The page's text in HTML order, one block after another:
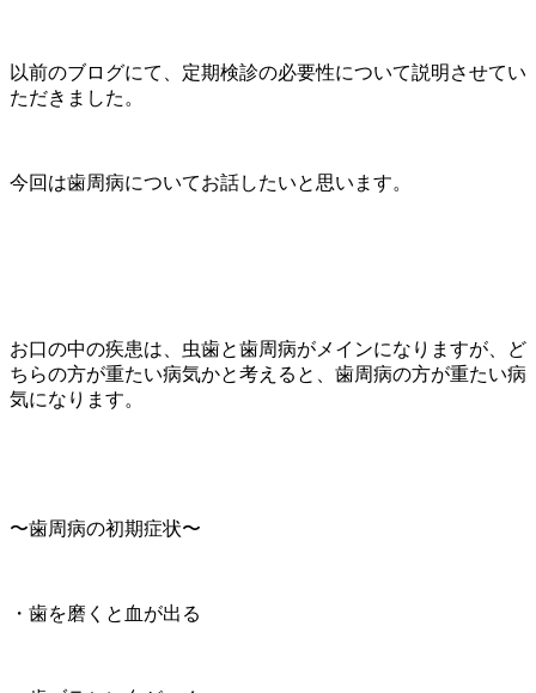
以前のブログにて、定期検診の必要性について説明させてい
ただきました。
今回は歯周病についてお話したいと思います。
お口の中の疾患は、虫歯と歯周病がメインになりますが、ど
ちらの方が重たい病気かと考えると、歯周病の方が重たい病
気になります。
〜歯周病の初期症状〜
・歯を磨くと血が出る